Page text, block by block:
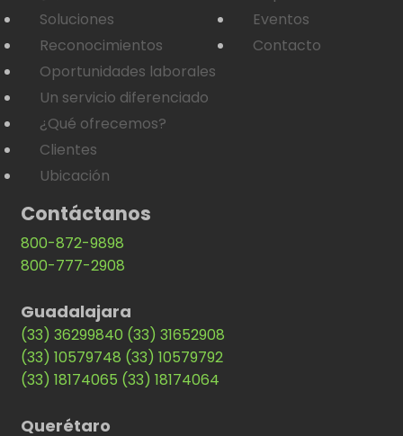
Soluciones
Reconocimientos
Oportunidades laborales
Un servicio diferenciado
¿Qué ofrecemos?
Clientes
Ubicación
Eventos
Contacto
Contáctanos
800-872-9898
800-777-2908
Guadalajara
(33) 36299840 (33) 31652908
(33) 10579748 (33) 10579792
(33) 18174065 (33) 18174064
Querétaro